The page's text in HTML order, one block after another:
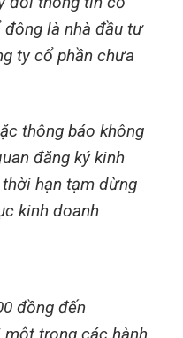
là nhà đầu tư
ty cổ phần chưa
thông báo không
đăng ký kinh
hạn tạm dừng
kinh doanh
đồng đến